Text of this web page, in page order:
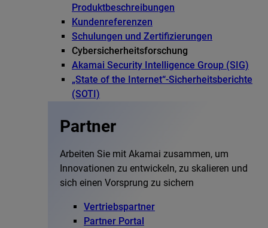
Produktbeschreibungen
Kundenreferenzen
Schulungen und Zertifizierungen
Cybersicherheitsforschung
Akamai Security Intelligence Group (SIG)
„State of the Internet“-Sicherheitsberichte
(SOTI)
Partner
Arbeiten Sie mit Akamai zusammen, um
Innovationen zu entwickeln, zu skalieren und
sich einen Vorsprung zu sichern
Vertriebspartner
Partner Portal